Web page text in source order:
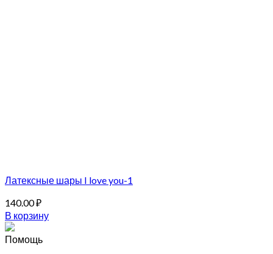
Латексные шары I love you-1
140.00₽
В корзину
Помощь